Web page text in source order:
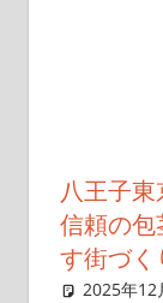
八王子
信頼の
す街づく
2025年12